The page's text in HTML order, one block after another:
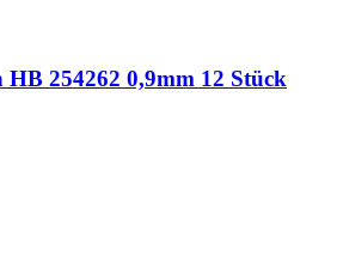
254262 0,9mm 12 Stück